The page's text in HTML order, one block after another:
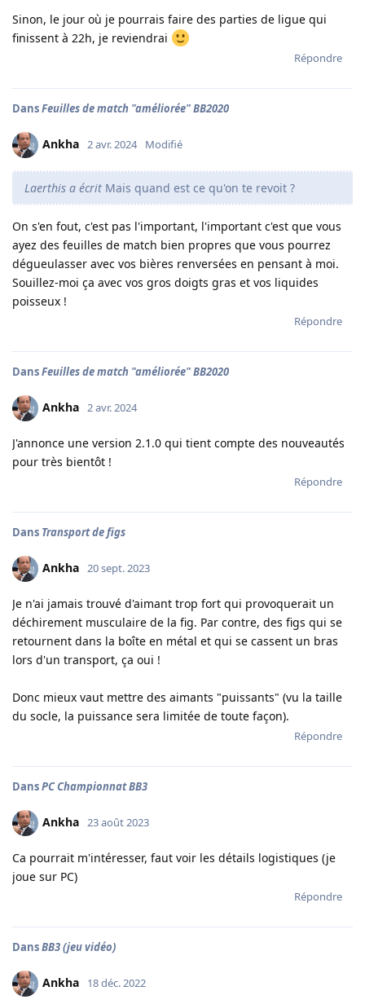
Sinon, le jour où je pourrais faire des parties de ligue qui
finissent à 22h, je reviendrai
Répondre
DansFeuilles de match "améliorée" BB2020
Ankha 2 avr. 2024 Modifié
Laerthis a écrit Mais quand est ce qu'on te revoit ?
On s'en fout, c'est pas l'important, l'important c'est que vous
ayez des feuilles de match bien propres que vous pourrez
dégueulasser avec vos bières renversées en pensant à moi.
Souillez-moi ça avec vos gros doigts gras et vos liquides
poisseux !
Répondre
DansFeuilles de match "améliorée" BB2020
Ankha 2 avr. 2024
J'annonce une version 2.1.0 qui tient compte des nouveautés
pour très bientôt !
Répondre
Dans Transport de figs
Ankha 20 sept. 2023
Je n'ai jamais trouvé d'aimant trop fort qui provoquerait un
déchirement musculaire de la fig. Par contre, des figs qui se
retournent dans la boîte en métal et qui se cassent un bras
lors d'un transport, ça oui !
Donc mieux vaut mettre des aimants "puissants" (vu la taille
du socle, la puissance sera limitée de toute façon).
Répondre
DansPC Championnat BB3
Ankha 23 août 2023
Ca pourrait m'intéresser, faut voir les détails logistiques (je
joue sur PC)
Répondre
DansBB3 (jeu vidéo)
Ankha 18 déc. 2022